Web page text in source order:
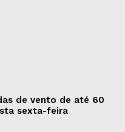
de vento de até 60
sexta-feira